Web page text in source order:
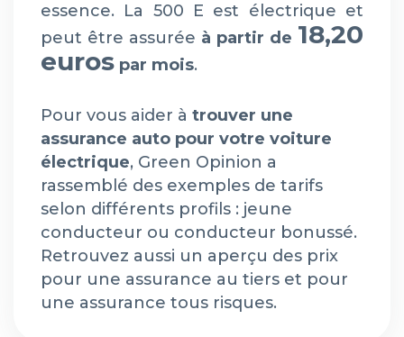
essence. La 500 E est électrique et
peut être assurée à partir de 18,20
euros par mois.
Pour vous aider à trouver une
assurance auto pour votre voiture
électrique, Green Opinion a
rassemblé des exemples de tarifs
selon différents profils : jeune
conducteur ou conducteur bonussé.
Retrouvez aussi un aperçu des prix
pour une assurance au tiers et pour
une assurance tous risques.